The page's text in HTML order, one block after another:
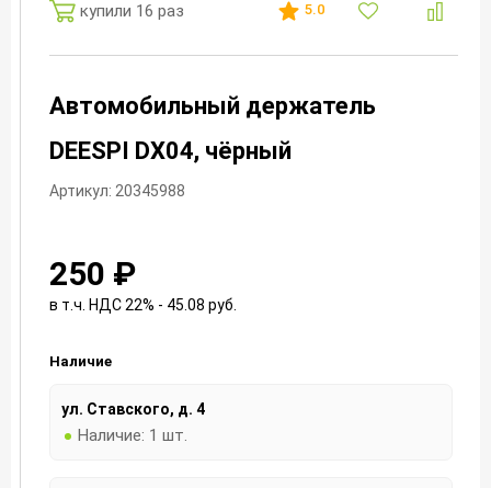
купили 16 раз 5.0
Автомобильный держатель
DEESPI DX04, чёрный
Артикул: 20345988
250 ₽
в т.ч. НДС 22% - 45.08 руб.
Наличие
ул. Ставского, д. 4
Наличие: 1 шт.